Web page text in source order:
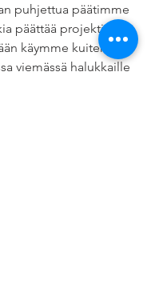
puhjettua päätimme
päättää projektin
käymme kuitenkin
viemässä halukkaille